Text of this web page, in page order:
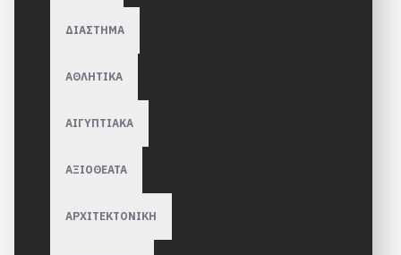
ΔΙΑΣΤΗΜΑ
ΑΘΛΗΤΙΚΑ
ΑΙΓΥΠΤΙΑΚΑ
ΑΞΙΟΘΕΑΤΑ
ΑΡΧΙΤΕΚΤΟΝΙΚΗ